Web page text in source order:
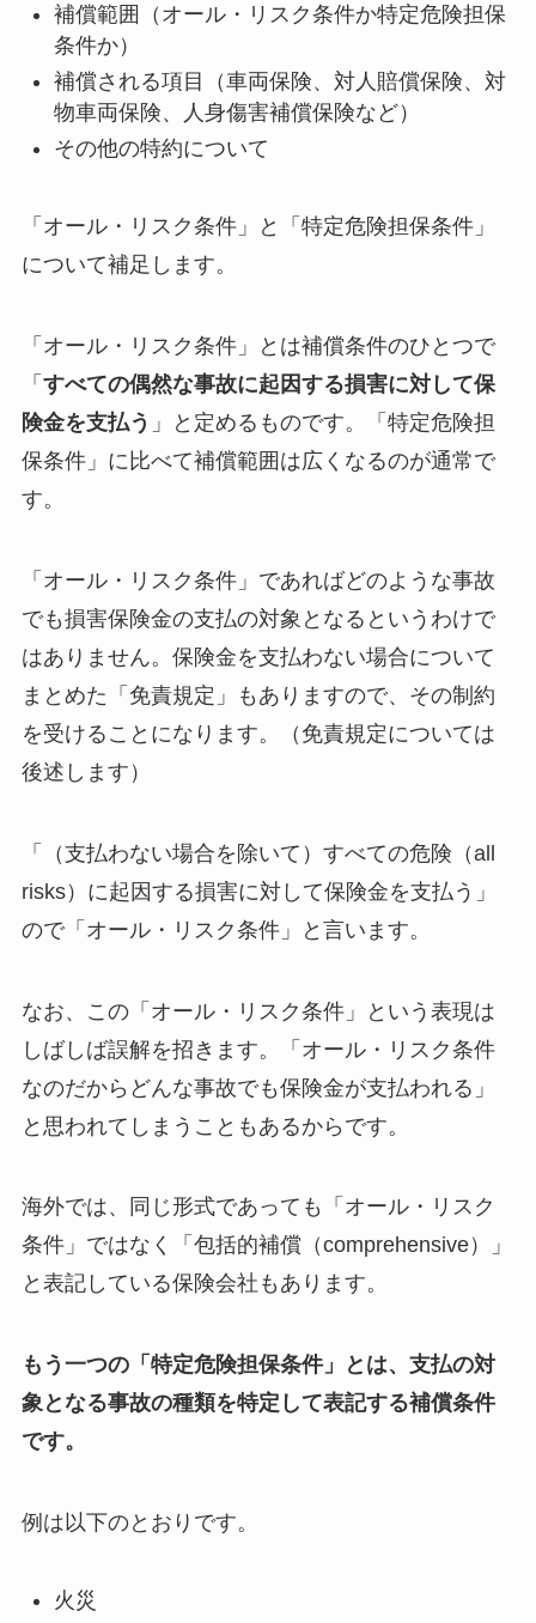
補償範囲（オール・リスク条件か特定危険担保
条件か）
補償される項目（車両保険、対人賠償保険、対
物車両保険、人身傷害補償保険など）
その他の特約について
「オール・リスク条件」と「特定危険担保条件」
について補足します。
「オール・リスク条件」とは補償条件のひとつで
「 すべての偶然な事故に起因する損害に対して保
険金を支払う 」と定めるものです。「特定危険担
保条件」に比べて補償範囲は広くなるのが通常で
す。
「オール・リスク条件」であればどのような事故
でも損害保険金の支払の対象となるというわけで
はありません。保険金を支払わない場合について
まとめた「免責規定」もありますので、その制約
を受けることになります。（免責規定については
後述します）
「（支払わない場合を除いて）すべての危険（all
risks）に起因する損害に対して保険金を支払う」
ので「オール・リスク条件」と言います。
なお、この「オール・リスク条件」という表現は
しばしば誤解を招きます。「オール・リスク条件
なのだからどんな事故でも保険金が支払われる」
と思われてしまうこともあるからです。
海外では、同じ形式であっても「オール・リスク
条件」ではなく「包括的補償（comprehensive）」
と表記している保険会社もあります。
もう一つの「特定危険担保条件」とは、支払の対
象となる事故の種類を特定して表記する補償条件
です。
例は以下のとおりです。
火災